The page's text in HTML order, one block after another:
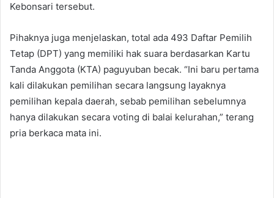
Kebonsari tersebut.
Pihaknya juga menjelaskan, total ada 493 Daftar Pemilih
Tetap (DPT) yang memiliki hak suara berdasarkan Kartu
Tanda Anggota (KTA) paguyuban becak. “Ini baru pertama
kali dilakukan pemilihan secara langsung layaknya
pemilihan kepala daerah, sebab pemilihan sebelumnya
hanya dilakukan secara voting di balai kelurahan,” terang
pria berkaca mata ini.